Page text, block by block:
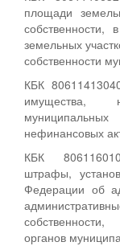
площади
собственности,
земельных
собственности
КБК
имущества,
нефинансовых
КБК
штрафы,
Федерации об
органов